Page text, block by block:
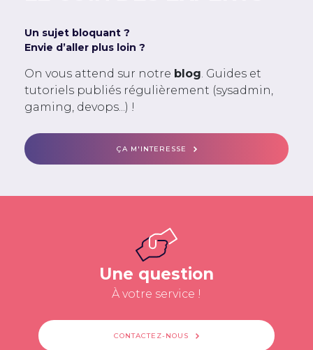
Un sujet bloquant ?
Envie d’aller plus loin ?
On vous attend sur notre blog. Guides et
tutoriels publiés régulièrement (sysadmin,
gaming, devops...) !
ÇA M'INTERESSE
Une question
À votre service !
CONTACTEZ-NOUS